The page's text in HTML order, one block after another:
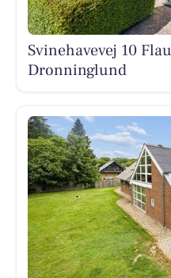
Svinehavevej 10
Dronninglund